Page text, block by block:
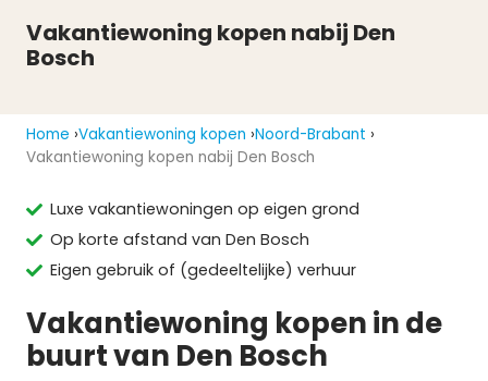
Vakantiewoning kopen nabij Den
Bosch
Home Vakantiewoning kopen Noord-Brabant
Vakantiewoning kopen nabij Den Bosch
Luxe vakantiewoningen op eigen grond
Op korte afstand van Den Bosch
Eigen gebruik of (gedeeltelijke) verhuur
Vakantiewoning kopen in de
buurt van Den Bosch